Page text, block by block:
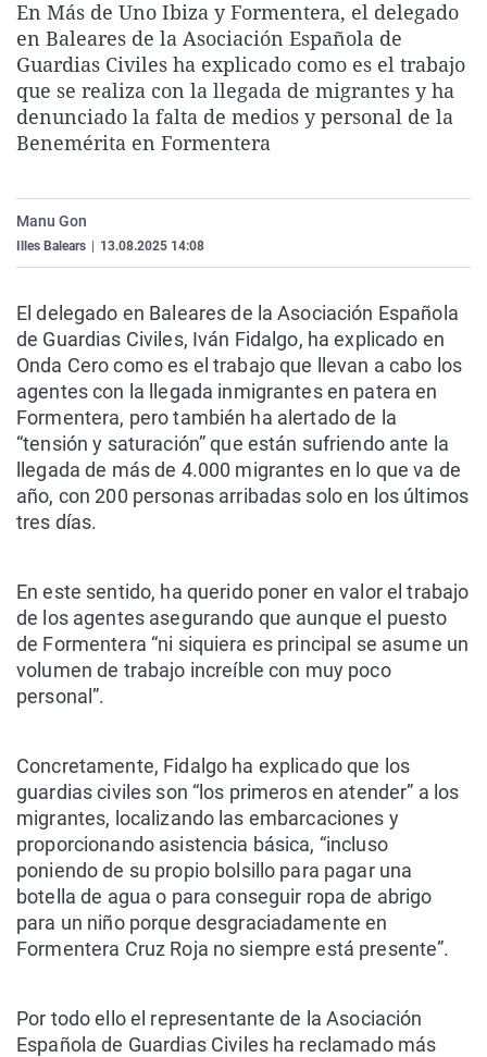
La rosa de los vientos
Gente viajera
Como el perro y el
Caso
Retornados
Equipo de
Operación Viuda
Extremadura
Galicia
La Rioja
Navarra
Virales
Televisión
Elecciones
En Más de Uno Ibiza y Formentera, el delegado
en Baleares de la Asociación Española de
Guardias Civiles ha explicado como es el trabajo
que se realiza con la llegada de migrantes y ha
denunciado la falta de medios y personal de la
Benemérita en Formentera
Manu Gon
Illes Balears 13.08.2025 14:08
El delegado en Baleares de la Asociación Española
de Guardias Civiles, Iván Fidalgo, ha explicado en
Onda Cero como es el trabajo que llevan a cabo los
agentes con la llegada inmigrantes en patera en
Formentera, pero también ha alertado de la
“tensión y saturación” que están sufriendo ante la
llegada de más de 4.000 migrantes en lo que va de
año, con 200 personas arribadas solo en los últimos
tres días.
En este sentido, ha querido poner en valor el trabajo
de los agentes asegurando que aunque el puesto
de Formentera “ni siquiera es principal se asume un
volumen de trabajo increíble con muy poco
personal”.
Concretamente, Fidalgo ha explicado que los
guardias civiles son “los primeros en atender” a los
migrantes, localizando las embarcaciones y
proporcionando asistencia básica, “incluso
poniendo de su propio bolsillo para pagar una
botella de agua o para conseguir ropa de abrigo
para un niño porque desgraciadamente en
Formentera Cruz Roja no siempre está presente”.
Por todo ello el representante de la Asociación
Española de Guardias Civiles ha reclamado más